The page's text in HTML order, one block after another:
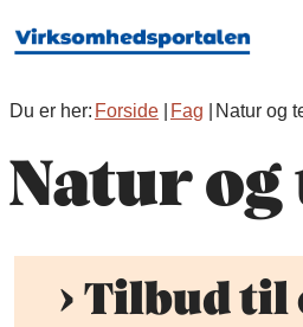
Du er her: Forside Fag Natur og
Natur
Tilbud til